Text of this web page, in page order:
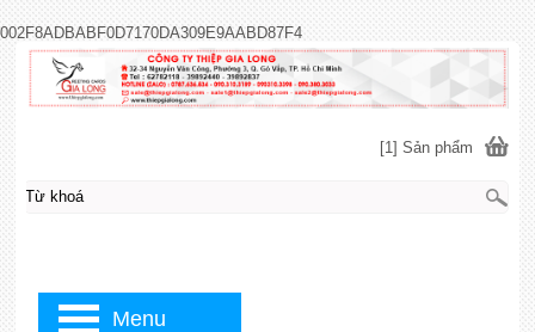
002F8ADBABF0D7170DA309E9AABD87F4
[1] Sản phẩm
Menu